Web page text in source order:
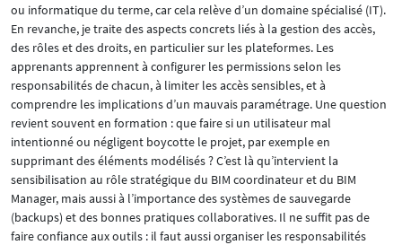
ou informatique du terme, car cela relève d’un domaine spécialisé (IT).
En revanche, je traite des aspects concrets liés à la gestion des accès,
des rôles et des droits, en particulier sur les plateformes. Les
apprenants apprennent à configurer les permissions selon les
responsabilités de chacun, à limiter les accès sensibles, et à
comprendre les implications d’un mauvais paramétrage. Une question
revient souvent en formation : que faire si un utilisateur mal
intentionné ou négligent boycotte le projet, par exemple en
supprimant des éléments modélisés ? C’est là qu’intervient la
sensibilisation au rôle stratégique du BIM coordinateur et du BIM
Manager, mais aussi à l’importance des systèmes de sauvegarde
(backups) et des bonnes pratiques collaboratives. Il ne suffit pas de
faire confiance aux outils : il faut aussi organiser les responsabilités